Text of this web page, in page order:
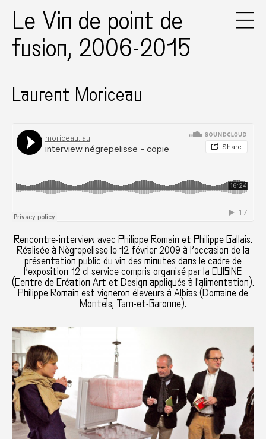
Le Vin de point de
fusion, 2006-2015
Laurent Moriceau
Rencontre-interview avec Philippe Romain et Philippe Gallais.
Réalisée à Nègrepelisse le 12 février 2009 à l’occasion de la
présentation public du vin des minutes dans le cadre de
l’exposition 12 cl service compris organisé par la CUISINE
(Centre de Création Art et Design appliqués à l'alimentation).
Philippe Romain est vigneron éleveurs à Albias (Domaine de
Montels, Tarn-et-Garonne).